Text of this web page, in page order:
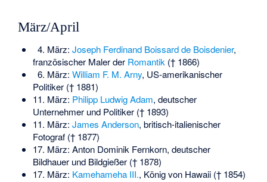
März/April
4. März: Joseph Ferdinand Boissard de Boisdenier,
französischer Maler der Romantik († 1866)
6. März: William F. M. Arny, US-amerikanischer
Politiker († 1881)
11. März: Philipp Ludwig Adam, deutscher
Unternehmer und Politiker († 1893)
11. März: James Anderson, britisch-italienischer
Fotograf († 1877)
17. März: Anton Dominik Fernkorn, deutscher
Bildhauer und Bildgießer († 1878)
17. März: Kamehameha III., König von Hawaii († 1854)